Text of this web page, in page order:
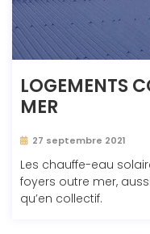
LOGEMENTS
MER
27 septembre 2021
Les chauffe-eau
foyers outre mer,
qu’en collectif.